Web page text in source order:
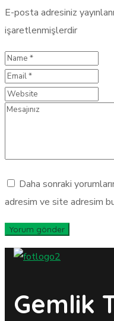
E-posta adresiniz
işaretlenmişlerdir
Daha sonraki
adresim ve site adresim
Gemlik